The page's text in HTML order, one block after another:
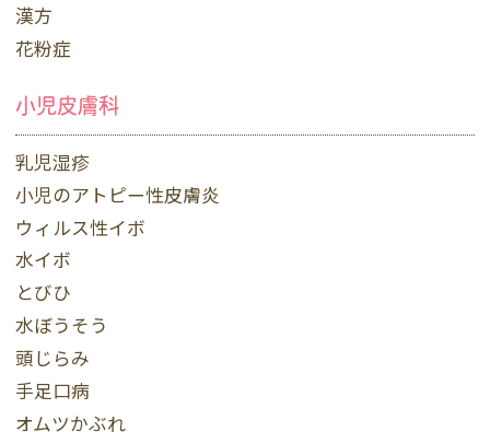
漢方
花粉症
小児皮膚科
乳児湿疹
小児のアトピー性皮膚炎
ウィルス性イボ
水イボ
とびひ
水ぼうそう
頭じらみ
手足口病
オムツかぶれ